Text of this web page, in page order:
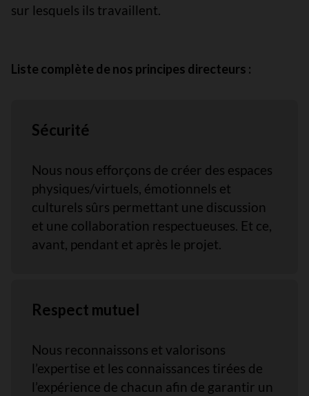
sur lesquels ils travaillent.
Liste complète de nos principes directeurs :
Sécurité
Nous nous efforçons de créer des espaces
physiques/virtuels, émotionnels et
culturels sûrs permettant une discussion
et une collaboration respectueuses. Et ce,
avant, pendant et après le projet.
Respect mutuel
Nous reconnaissons et valorisons
l’expertise et les connaissances tirées de
l’expérience de chacun afin de garantir un